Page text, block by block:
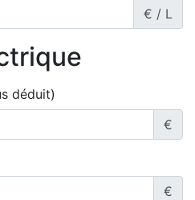
€ / L
déduit)
€
€